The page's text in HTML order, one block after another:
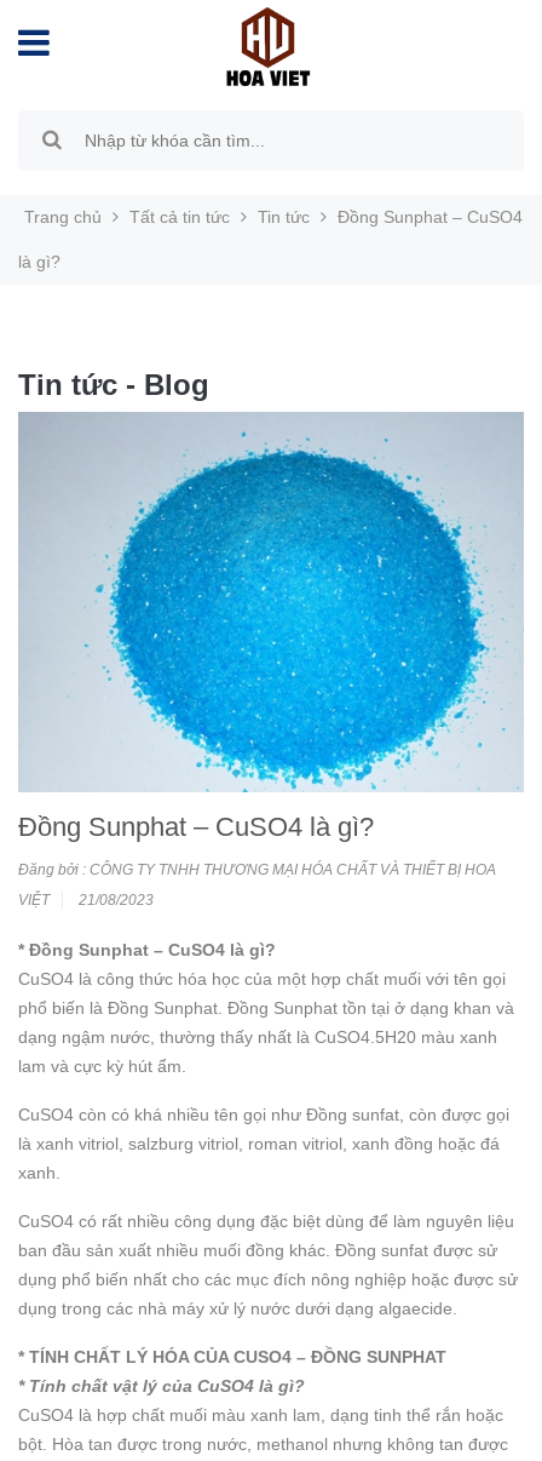
Trang chủ Tất cả tin tức Tin tức Đồng Sunphat – CuSO4
là gì?
Tin tức - Blog
Đồng Sunphat – CuSO4 là gì?
Đăng bởi : CÔNG TY TNHH THƯƠNG MẠI HÓA CHẤT VÀ THIẾT BỊ HOA
VIỆT
21/08/2023
* Đồng Sunphat – CuSO4 là gì?
CuSO4 là công thức hóa học của một hợp chất muối với tên gọi
phổ biến là Đồng Sunphat. Đồng Sunphat tồn tại ở dạng khan và
dạng ngậm nước, thường thấy nhất là CuSO4.5H20 màu xanh
lam và cực kỳ hút ẩm.
CuSO4 còn có khá nhiều tên gọi như Đồng sunfat, còn được gọi
là xanh vitriol, salzburg vitriol, roman vitriol, xanh đồng hoặc đá
xanh.
CuSO4 có rất nhiều công dụng đặc biệt dùng để làm nguyên liệu
ban đầu sản xuất nhiều muối đồng khác. Đồng sunfat được sử
dụng phổ biến nhất cho các mục đích nông nghiệp hoặc được sử
dụng trong các nhà máy xử lý nước dưới dạng algaecide.
* TÍNH CHẤT LÝ HÓA CỦA CUSO4 – ĐỒNG SUNPHAT
* Tính chất vật lý của CuSO4 là gì?
CuSO4 là hợp chất muối màu xanh lam, dạng tinh thể rắn hoặc
bột. Hòa tan được trong nước, methanol nhưng không tan được